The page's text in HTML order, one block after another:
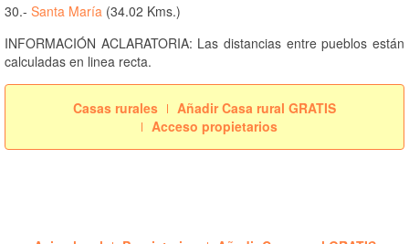
30.- Santa María (34.02 Kms.)
INFORMACIÓN ACLARATORIA: Las distancias entre pueblos están
calculadas en linea recta.
Casas rurales
Añadir Casa rural GRATIS
Acceso propietarios